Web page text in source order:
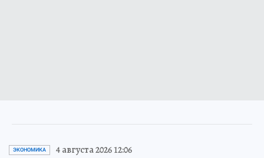
ЭКОНОМИКА 4 августа 2026 12:06